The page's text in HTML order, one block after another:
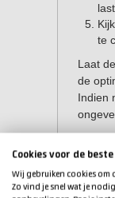
te
Laat
de
Indien
Cookies voor de
Wij gebruiken cookies om
Zo vind je snel wat je